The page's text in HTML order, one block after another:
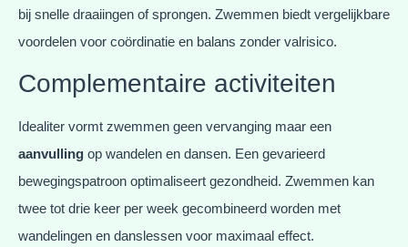
bij snelle draaiingen of sprongen. Zwemmen biedt vergelijkbare
voordelen voor coördinatie en balans zonder valrisico.
Complementaire activiteiten
Idealiter vormt zwemmen geen vervanging maar een
aanvulling op wandelen en dansen. Een gevarieerd
bewegingspatroon optimaliseert gezondheid. Zwemmen kan
twee tot drie keer per week gecombineerd worden met
wandelingen en danslessen voor maximaal effect.